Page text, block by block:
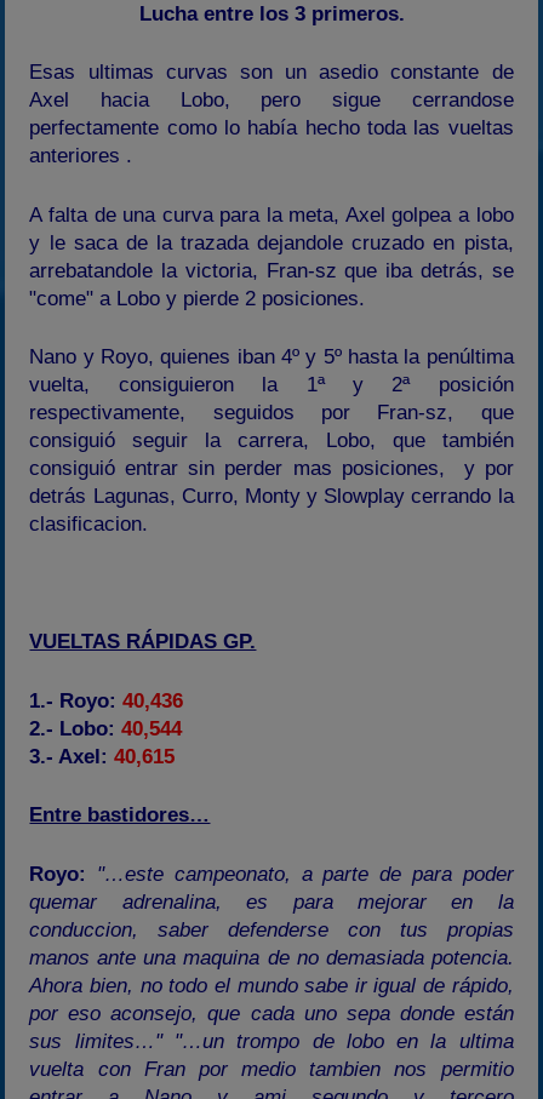
Lucha entre los 3 primeros.
Esas ultimas curvas son un asedio constante de
Axel hacia Lobo, pero sigue cerrandose
perfectamente como lo había hecho toda las vueltas
anteriores .
A falta de una curva para la meta, Axel golpea a lobo
y le saca de la trazada dejandole cruzado en pista,
arrebatandole la victoria, Fran-sz que iba detrás, se
"come" a Lobo y pierde 2 posiciones.
Nano y Royo, quienes iban 4º y 5º hasta la penúltima
vuelta, consiguieron la 1ª y 2ª posición
respectivamente, seguidos por Fran-sz, que
consiguió seguir la carrera, Lobo, que también
consiguió entrar sin perder mas posiciones, y por
detrás Lagunas, Curro, Monty y Slowplay cerrando la
clasificacion.
VUELTAS RÁPIDAS GP.
1.- Royo:40,436
2.- Lobo:40,544
3.- Axel:40,615
Entre bastidores…
Royo:
"…este campeonato, a parte de para poder
quemar adrenalina, es para mejorar en la
conduccion, saber defenderse con tus propias
manos ante una maquina de no demasiada potencia.
Ahora bien, no todo el mundo sabe ir igual de rápido,
por eso aconsejo, que cada uno sepa donde están
sus limites…" "…un trompo de lobo en la ultima
vuelta con Fran por medio tambien nos permitio